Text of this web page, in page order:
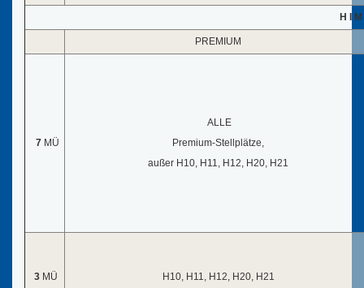
H I
PREMIUM
7MÜ
ALLE
Premium-Stellplätze,
außer H10, H11, H12, H20, H21
3 MÜ H10, H11, H12, H20, H21